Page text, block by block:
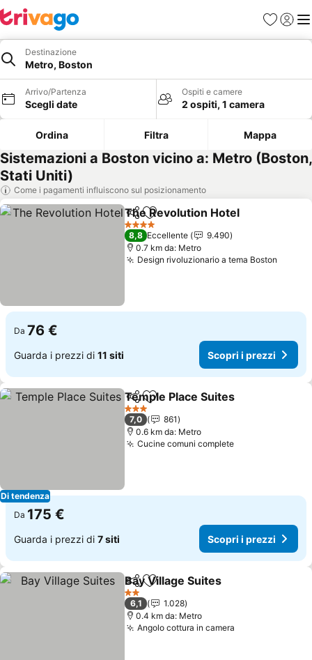
PreferitiAccedi
Destinazione
Metro, Boston
Arrivo/Partenza
Scegli date
Ospiti e camere
2 ospiti, 1 camera
Ordina Filtra Mappa
Sistemazioni a Boston vicino a: Metro (Boston,
Stati Uniti)
Come i pagamenti influiscono sul posizionamento
CondividiAggiungi ai preferiti
The Revolution Hotel
4 Stelle
8,8 Eccellente
9.490
0.7 km da: Metro
Design rivoluzionario a tema Boston
Da 76 €
Guarda i prezzi di 11 siti Scopri i prezzi
Di tendenza
CondividiAggiungi ai preferiti
Temple Place Suites
3 Stelle
7,0
861
0.6 km da: Metro
Cucine comuni complete
Da 175 €
Guarda i prezzi di 7 siti Scopri i prezzi
CondividiAggiungi ai preferiti
Bay Village Suites
2 Stelle
6,1
1.028
0.4 km da: Metro
Angolo cottura in camera